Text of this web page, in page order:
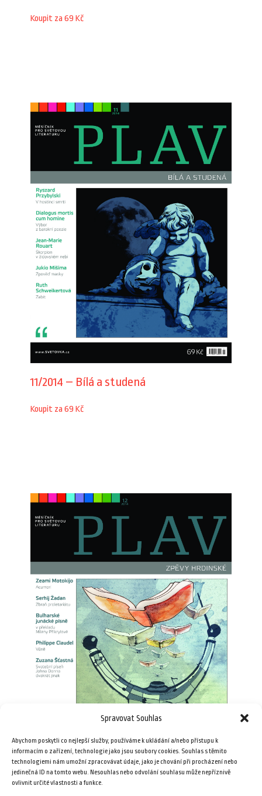
Spravovat Souhlas
Abychom poskytli co nejlepší služby, používáme k ukládání a/nebo přístupu k
informacím o zařízení, technologie jako jsou soubory cookies. Souhlas s těmito
technologiemi nám umožní zpracovávat údaje, jako je chování při procházení nebo
jedinečná ID na tomto webu. Nesouhlas nebo odvolání souhlasu může nepříznivě
ovlivnit určité vlastnosti a funkce.
Koupit za 69 Kč
11/2014 – Bílá a studená
Koupit za 69 Kč
12/2014 – Zpěvy hrdinské